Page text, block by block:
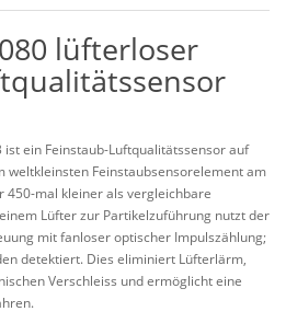
lüfterloser
ist ein Feinstaub-Luftqualitätssensor auf
weltkleinsten Feinstaubsensorelement am
450-mal kleiner als vergleichbare
Lüfter zur Partikelzuführung nutzt der
mit fanloser optischer Impulszählung;
detektiert. Dies eliminiert Lüfterlärm,
Verschleiss und ermöglicht eine